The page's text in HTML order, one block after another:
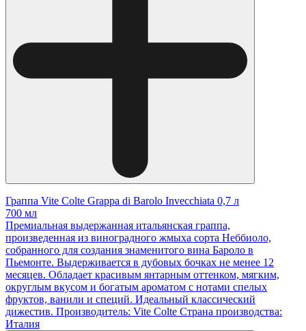
Граппа Vite Colte Grappa di Barolo Invecchiata 0,7 л
700 мл
Премиальная выдержанная итальянская граппа,
произведенная из виноградного жмыха сорта Неббиоло,
собранного для создания знаменитого вина Бароло в
Пьемонте. Выдерживается в дубовых бочках не менее 12
месяцев. Обладает красивым янтарным оттенком, мягким,
округлым вкусом и богатым ароматом с нотами спелых
фруктов, ванили и специй. Идеальный классический
дижестив. Производитель: Vite Colte Страна производства:
Италия